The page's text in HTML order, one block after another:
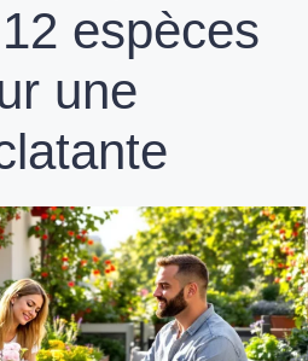
espèces
une